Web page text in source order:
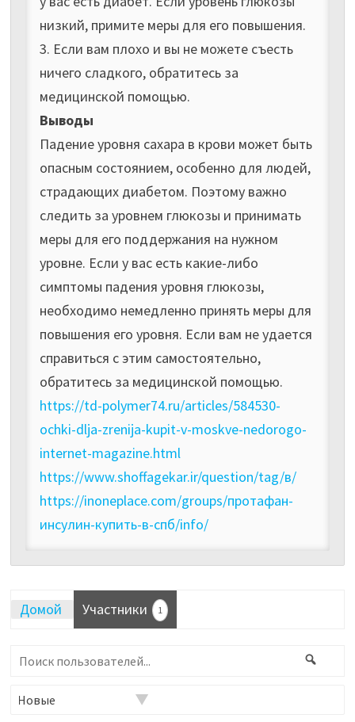
низкий, примите меры для его повышения.
3. Если вам плохо и вы не можете съесть
ничего сладкого, обратитесь за
медицинской помощью.
Выводы
Падение уровня сахара в крови может быть
опасным состоянием, особенно для людей,
страдающих диабетом. Поэтому важно
следить за уровнем глюкозы и принимать
меры для его поддержания на нужном
уровне. Если у вас есть какие-либо
симптомы падения уровня глюкозы,
необходимо немедленно принять меры для
повышения его уровня. Если вам не удается
справиться с этим самостоятельно,
обратитесь за медицинской помощью.
https://td-polymer74.ru/articles/584530-
ochki-dlja-zrenija-kupit-v-moskve-nedorogo-
internet-magazine.html
https://www.shoffagekar.ir/question/tag/в/
https://inoneplace.com/groups/протафан-
инсулин-купить-в-спб/info/
Домой Участники 1
Поиск